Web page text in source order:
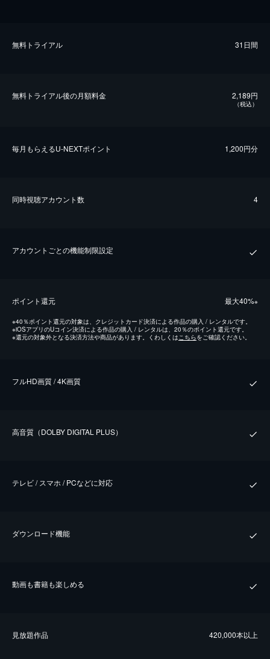
無料トライアル 31日間
無料トライアル後の⽉額料金 2,189円
（税込）
毎⽉もらえるU-NEXTポイント 1,200円分
同時視聴アカウント数 4
アカウントごとの機能制限設定
ポイント還元 最⼤40%※
※40％ポイント還元の対象は、クレジットカード決済による作品の購入 / レンタルです。
※iOSアプリのUコイン決済による作品の購入 / レンタルは、20％のポイント還元です。
※還元の対象外となる決済方法や商品があります。くわしくはこちらをご確認ください。
フルHD画質 / 4K画質
⾼⾳質（DOLBY DIGITAL PLUS）
テレビ / スマホ / PCなどに対応
ダウンロード機能
動画も書籍も楽しめる
⾒放題作品 420,000本以上